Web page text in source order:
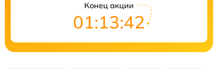
Конец акции
01:13:41